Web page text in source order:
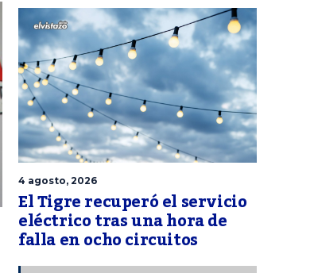
4 agosto, 2026
El Tigre recuperó el servicio
eléctrico tras una hora de
falla en ocho circuitos